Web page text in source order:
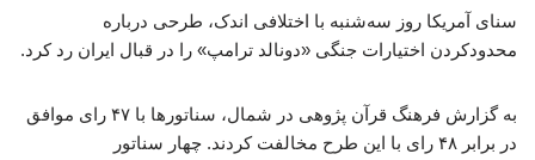
سنای آمریکا روز سه‌شنبه با اختلافی اندک، طرحی درباره
محدودکردن اختیارات جنگی «دونالد ترامپ» را در قبال ایران رد کرد.
به گزارش فرهنگ قرآن پژوهی در شمال، سناتورها با ۴۷ رای موافق
در برابر ۴۸ رای با این طرح مخالفت کردند. چهار سناتور